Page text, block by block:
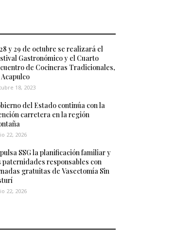
y 29 de octubre se realizará el
Gastronómico y el Cuarto
de Cocineras Tradicionales,
Acapulco
18, 2023
del Estado continúa con la
carretera en la región
22, 2026
SSG la planificación familiar y
paternidades responsables con
gratuitas de Vasectomía Sin
22, 2026